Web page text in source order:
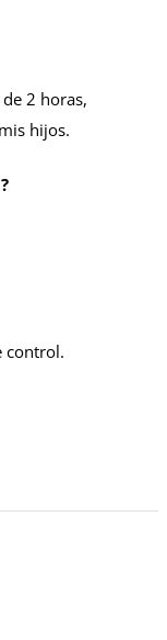
2 horas,
hijos.
control.